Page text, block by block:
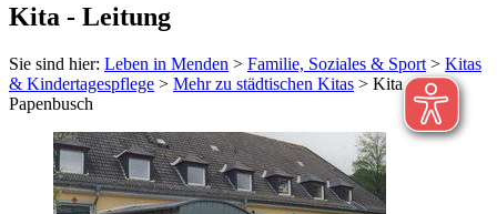
Kita - Leitung
Sie sind hier: Leben in Menden > Familie, Soziales & Sport > Kitas
& Kindertagespflege > Mehr zu städtischen Kitas > Kita
Papenbusch